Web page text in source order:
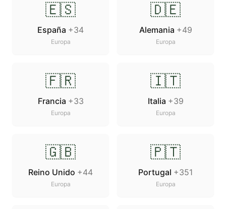
🇪🇸
España +34
Europa
🇩🇪
Alemania +49
Europa
🇫🇷
Francia +33
Europa
🇮🇹
Italia +39
Europa
🇬🇧
Reino Unido +44
Europa
🇵🇹
Portugal +351
Europa